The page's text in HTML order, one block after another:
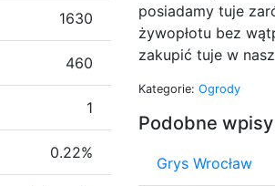
posiadamy tuje
żywopłotu bez
zakupić tuje w
Kategorie: Ogrody
Podobne wpisy
Grys Wrocław
1630
460
1
0.22%